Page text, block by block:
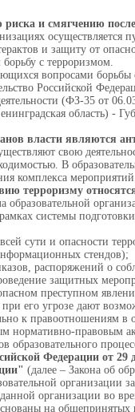
и смягчению
осуществляется
и защиту от
с терроризмом.
вопросами борьбы
Российской
(ФЗ-35 от
область) -
власти являются
свою
В
комплекса
терроризму
образовательной
системы
сути и опасности
стендов);
распоряжений о
защитных
преступном
при его угрозе дают
к правоотношениям в
нормативно-правовым
образовательного
Федерации от
(далее – Закона об
организации
организации во
на